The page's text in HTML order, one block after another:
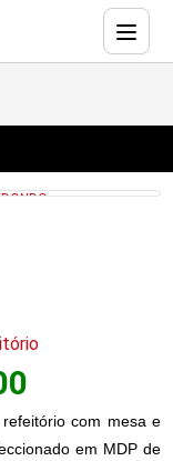
BANCO REDONDO
com mesa e
em MDP de